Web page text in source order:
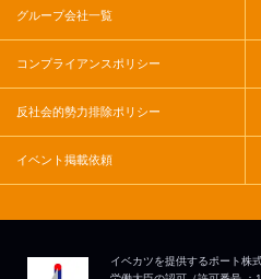
グループ会社一覧
コンプライアンスポリシー
反社会的勢力排除ポリシー
イベント掲載依頼